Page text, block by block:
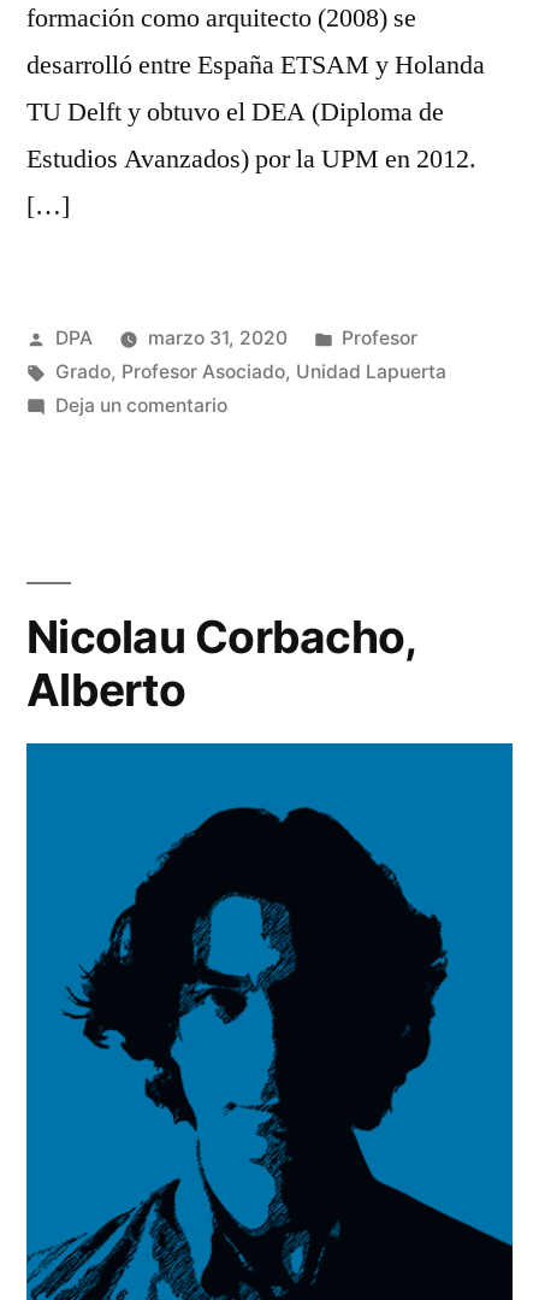
formación como arquitecto (2008) se
desarrolló entre España ETSAM y Holanda
TU Delft y obtuvo el DEA (Diploma de
Estudios Avanzados) por la UPM en 2012.
[…]
Publicado
por
DPA marzo 31, 2020
Publicado
en
Profesor
Etiquetas:
Grado, Profesor Asociado, Unidad Lapuerta
Deja un comentarioen
Nicolau Corbacho,
Alberto